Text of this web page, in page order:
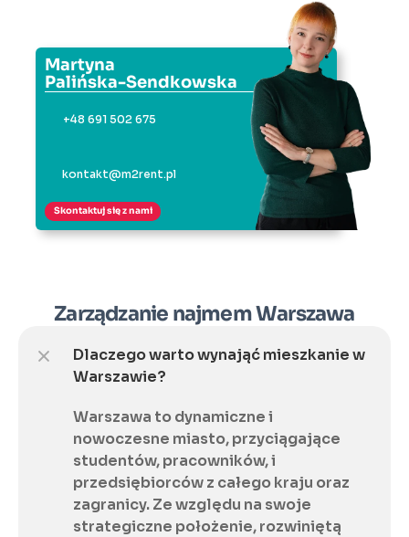
Martyna
Palińska-Sendkowska
+48 691 502 675
kontakt@m2rent.pl
Skontaktuj się z nami
Zarządzanie najmem Warszawa
Dlaczego warto wynająć mieszkanie w
Warszawie?
Warszawa to dynamiczne i
nowoczesne miasto, przyciągające
studentów, pracowników, i
przedsiębiorców z całego kraju oraz
zagranicy. Ze względu na swoje
strategiczne położenie, rozwiniętą